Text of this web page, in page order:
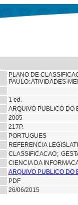
PLANO DE
PAULO: ATIVIDADES-
1 ed.
ARQUIVO PUBLICO DO
2005
217P.
PORTUGUES
REFERENCIA
CLASSIFICACAO;
CIENCIA DA
ARQUIVO PUBLICO DO
PDF
26/06/2015